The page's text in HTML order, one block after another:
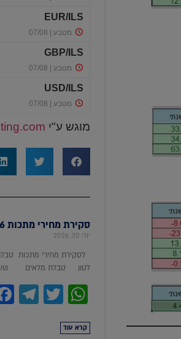
מוגש ע"י
סקירת מחירי מתכות 2.7.2026
יולי 20, 2026
לסקירת מחירי מתכות
לטון טבלת מלאים שערי
קרא עוד